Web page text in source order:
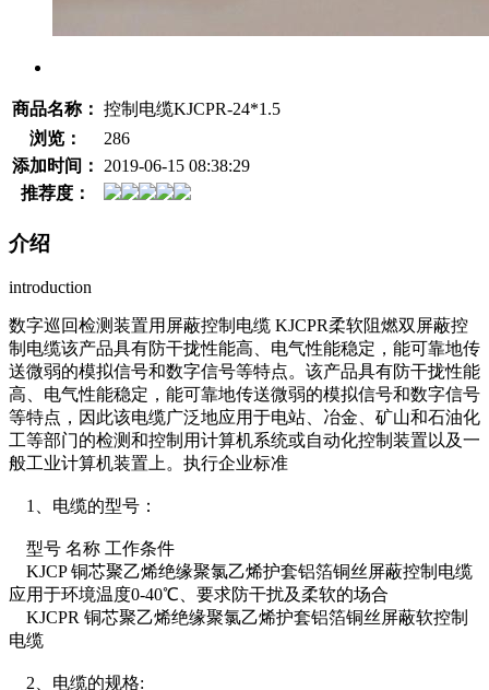
商品名称： 控制电缆KJCPR-24*1.5
浏览：
286
添加时间：
2019-06-15 08:38:29
推荐度：
介绍
introduction
数字巡回检测装置用屏蔽控制电缆 KJCPR柔软阻燃双屏蔽控
制电缆该产品具有防干拢性能高、电气性能稳定，能可靠地传
送微弱的模拟信号和数字信号等特点。该产品具有防干拢性能
高、电气性能稳定，能可靠地传送微弱的模拟信号和数字信号
等特点，因此该电缆广泛地应用于电站、冶金、矿山和石油化
工等部门的检测和控制用计算机系统或自动化控制装置以及一
般工业计算机装置上。执行企业标准
1、电缆的型号：
型号 名称 工作条件
KJCP 铜芯聚乙烯绝缘聚氯乙烯护套铝箔铜丝屏蔽控制电缆
应用于环境温度0-40℃、要求防干扰及柔软的场合
KJCPR 铜芯聚乙烯绝缘聚氯乙烯护套铝箔铜丝屏蔽软控制
电缆
2、电缆的规格: